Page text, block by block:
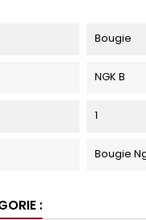
Bougie
NGK B
1
Bougie
: